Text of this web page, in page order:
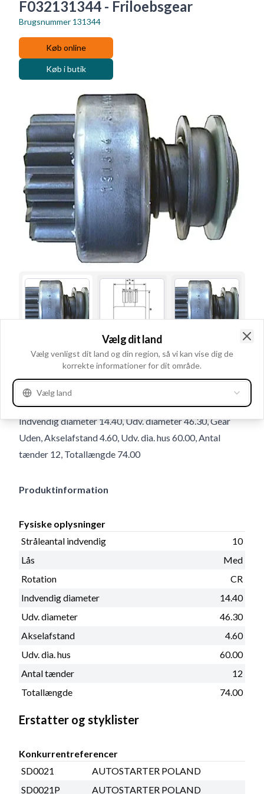
F032131344 - Friloebsgear
Brugsnummer 131344
Køb online
Køb i butik
Brugsnummer 131344
Detaljer & beskrivelse
Stråleantal indvendig 10, Lås Med, Rotation CR,
Indvendig diameter 14.40, Udv. diameter 46.30, Gear
Uden, Akselafstand 4.60, Udv. dia. hus 60.00, Antal
tænder 12, Totallængde 74.00
Produktinformation
Fysiske oplysninger
Stråleantal indvendig
10
Lås
Med
Rotation
CR
Indvendig diameter
14.40
Udv. diameter
46.30
Akselafstand
4.60
Udv. dia. hus
60.00
Antal tænder
12
Totallængde
74.00
Erstatter og styklister
Konkurrentreferencer
SD0021
AUTOSTARTER POLAND
SD0021P
AUTOSTARTER POLAND
Vælg dit land
Vælg venligst dit land og din region, så vi kan vise dig de
korrekte informationer for dit område.
Vælg land